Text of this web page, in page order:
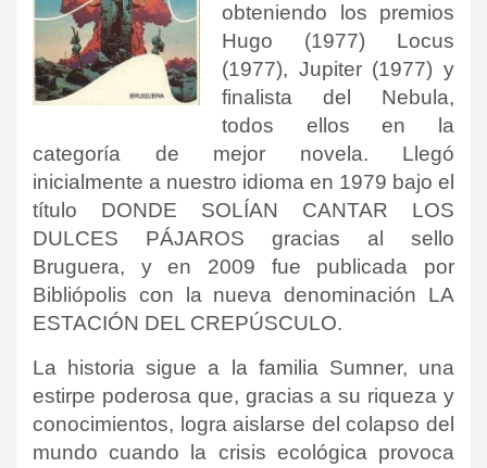
obteniendo los premios
Hugo (1977) Locus
(1977), Jupiter (1977) y
finalista del Nebula,
todos ellos en la
categoría de mejor novela. Llegó
inicialmente a nuestro idioma en 1979 bajo el
título DONDE SOLÍAN CANTAR LOS
DULCES PÁJAROS gracias al sello
Bruguera, y en 2009 fue publicada por
Bibliópolis con la nueva denominación LA
ESTACIÓN DEL CREPÚSCULO.
La historia sigue a la familia Sumner, una
estirpe poderosa que, gracias a su riqueza y
conocimientos, logra aislarse del colapso del
mundo cuando la crisis ecológica provoca